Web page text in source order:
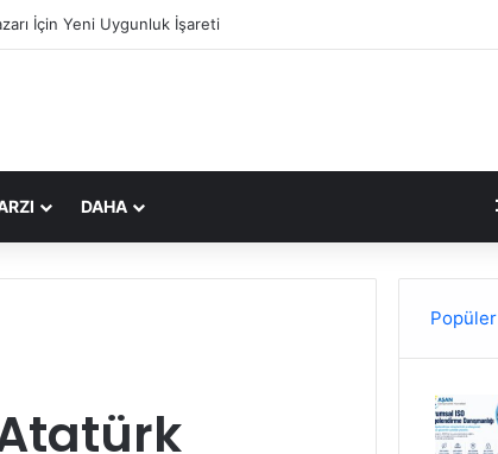
Murat Makascı Klinik ile Hayalinizdeki Saçlara Kavuşun
DAHA
Popüler